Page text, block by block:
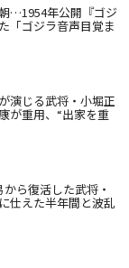
…1954年公開『ゴジ
「ゴジラ音声目覚ま
演じる武将・小堀正
が重用、“出家を重
から復活した武将・
仕えた半年間と波乱